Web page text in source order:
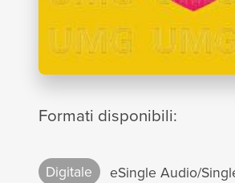
Formati disponibili:
Digitale eSingle Audio/